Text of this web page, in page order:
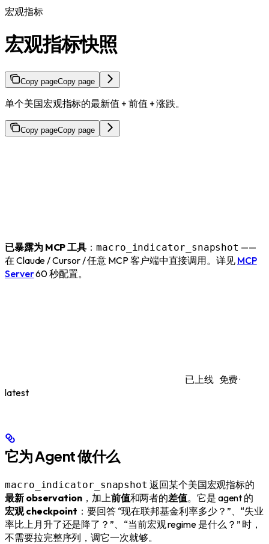
宏观指标
宏观指标快照
Copy pageCopy page
单个美国宏观指标的最新值 + 前值 + 涨跌。
Copy pageCopy page
已暴露为 MCP 工具 ：macro_indicator_snapshot ——
在 Claude / Cursor / 任意 MCP 客户端中直接调用。详见 MCP
Server60 秒配置。
已上线 免费 ·
latest
它为 Agent 做什么
macro_indicator_snapshot 返回某个美国宏观指标的
最新 observation，加上前值和两者的差值。它是 agent 的
宏观 checkpoint ：要回答 “现在联邦基金利率多少？”、“失业
率比上月升了还是降了？”、“当前宏观 regime 是什么？” 时，
不需要拉完整序列，调它一次就够。